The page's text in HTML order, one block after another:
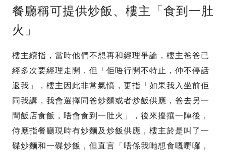
餐廳稱可提供炒飯、樓主「食到一肚
火」
樓主續指，當時他們不想再和經理爭論，樓主爸爸已
經多次要經理走開，但「佢唔行開不特止，仲不停話
返我」，樓主因此非常氣憤，更指「如果我入坐前佢
同我講，我會選擇同爸炒麵或者炒飯供應，爸去另一
間飯店食飯，唔會食到一肚火」，後來擾攘一陣後，
侍應指餐廳現時有炒麵及炒飯供應，樓主於是叫了一
碟炒麵和一碟炒飯，但直言「唔係我哋想食嘅嘢囉，